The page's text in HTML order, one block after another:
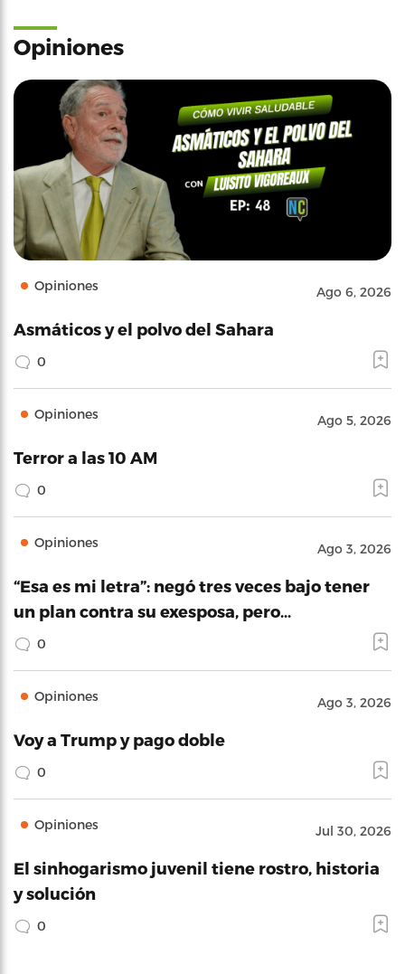
Opiniones
Opiniones Ago 6, 2026
Asmáticos y el polvo del Sahara
0
Opiniones Ago 5, 2026
Terror a las 10 AM
0
Opiniones Ago 3, 2026
“Esa es mi letra”: negó tres veces bajo tener
un plan contra su exesposa, pero…
0
Opiniones Ago 3, 2026
Voy a Trump y pago doble
0
Opiniones Jul 30, 2026
El sinhogarismo juvenil tiene rostro, historia
y solución
0